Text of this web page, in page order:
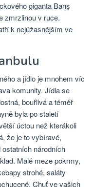
giganta Barış
zmrzlinou v ruce.
k nejúžasnějším ve
a jídlo je mnohem víc
komunity. Jídla se
bouřlivá a téměř
byla po staletí
úctou než kterákoli
že je to vybíravé,
národních
Malé meze pokrmy,
strohé, saláty
Chuť ve vašich